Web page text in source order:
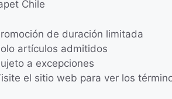
Chile
de duración limitada
artículos admitidos
a excepciones
el sitio web para ver los